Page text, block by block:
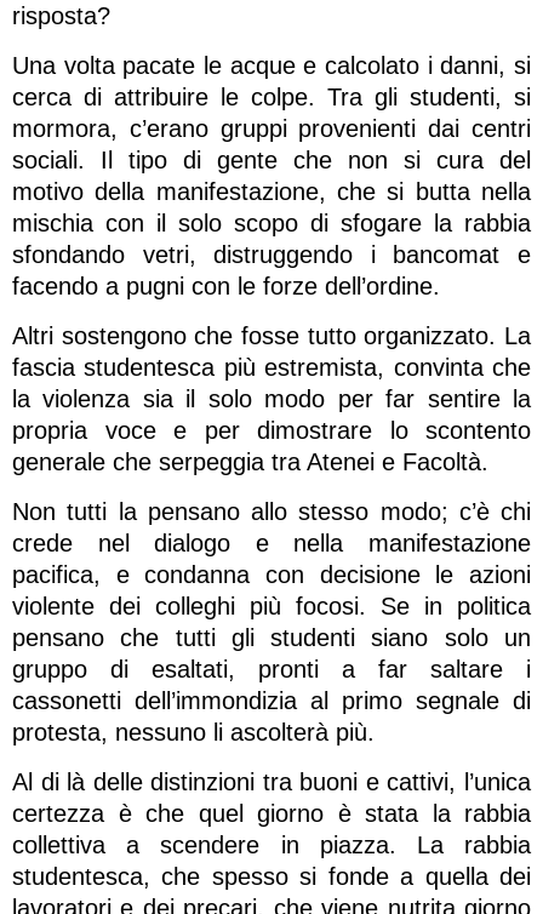
risposta?
Una volta pacate le acque e calcolato i danni, si
cerca di attribuire le colpe. Tra gli studenti, si
mormora, c’erano gruppi provenienti dai centri
sociali. Il tipo di gente che non si cura del
motivo della manifestazione, che si butta nella
mischia con il solo scopo di sfogare la rabbia
sfondando vetri, distruggendo i bancomat e
facendo a pugni con le forze dell’ordine.
Altri sostengono che fosse tutto organizzato. La
fascia studentesca più estremista, convinta che
la violenza sia il solo modo per far sentire la
propria voce e per dimostrare lo scontento
generale che serpeggia tra Atenei e Facoltà.
Non tutti la pensano allo stesso modo; c’è chi
crede nel dialogo e nella manifestazione
pacifica, e condanna con decisione le azioni
violente dei colleghi più focosi. Se in politica
pensano che tutti gli studenti siano solo un
gruppo di esaltati, pronti a far saltare i
cassonetti dell’immondizia al primo segnale di
protesta, nessuno li ascolterà più.
Al di là delle distinzioni tra buoni e cattivi, l’unica
certezza è che quel giorno è stata la rabbia
collettiva a scendere in piazza. La rabbia
studentesca, che spesso si fonde a quella dei
lavoratori e dei precari, che viene nutrita giorno